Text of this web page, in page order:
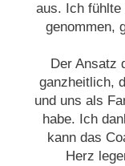
aus. Ich
genommen,
Der Ansatz
ganzheitlich,
und uns als
habe. Ich
kann das
Herz